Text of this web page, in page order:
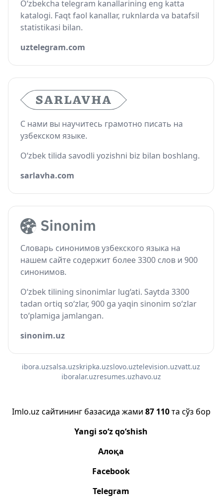
O‘zbekcha telegram kanallarining eng katta
katalogi. Faqt faol kanallar, ruknlarda va batafsil
statistikasi bilan.
uztelegram.com
С нами вы научитесь грамотно писать на
узбекском языке.
O‘zbek tilida savodli yozishni biz bilan boshlang.
sarlavha.com
Словарь синонимов узбекского языка на
нашем сайте содержит более 3300 слов и 900
синонимов.
O‘zbek tilining sinonimlar lug‘ati. Saytda 3300
tadan ortiq so‘zlar, 900 ga yaqin sinonim so‘zlar
to‘plamiga jamlangan.
sinonim.uz
ibora.uzsalsa.uzskripka.uzslovo.uztelevision.uzvatt.uz
iboralar.uzresumes.uzhavo.uz
Imlo.uz сайтининг базасида жами 87 110та сўз бор
Yangi so‘z qo‘shish
Алоқа
Facebook
Telegram